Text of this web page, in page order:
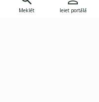
Meklēt Ieiet portālā